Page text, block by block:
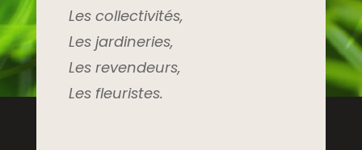
Les collectivités,
Les jardineries,
Les revendeurs,
Les fleuristes.